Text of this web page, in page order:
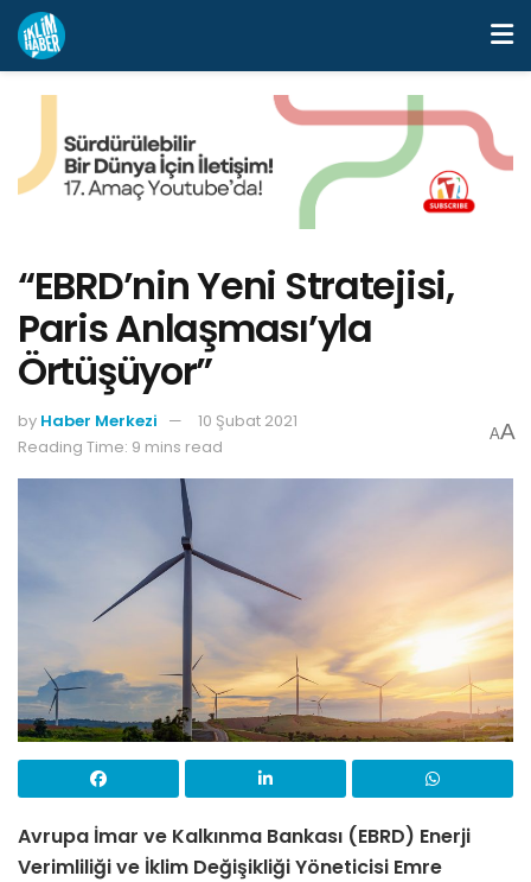
“EBRD’nin Yeni Stratejisi,
Paris Anlaşması’yla
Örtüşüyor”
by Haber Merkezi
10 Şubat 2021
Reading Time: 9 mins read
AA
Avrupa İmar ve Kalkınma Bankası (EBRD) Enerji
Verimliliği ve İklim Değişikliği Yöneticisi Emre